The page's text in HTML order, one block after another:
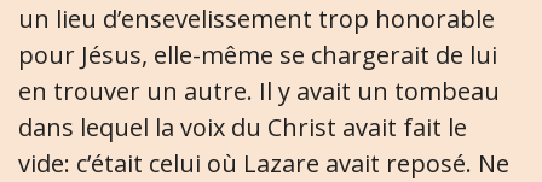
un lieu d’ensevelissement trop honorable
pour Jésus, elle-même se chargerait de lui
en trouver un autre. Il y avait un tombeau
dans lequel la voix du Christ avait fait le
vide: c’était celui où Lazare avait reposé. Ne